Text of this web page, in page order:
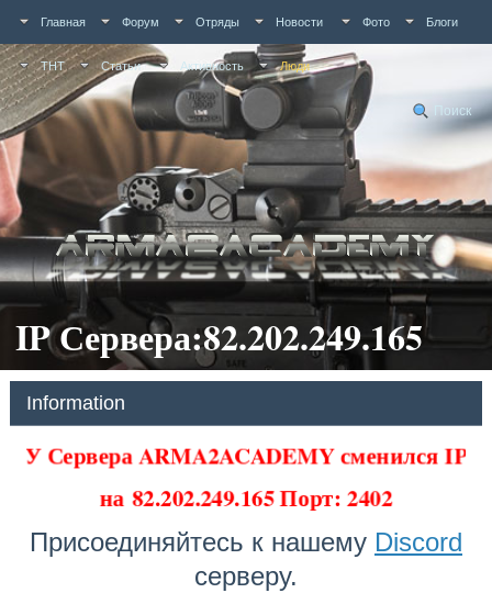
Главная Форум Отряды Новости Фото Блоги
ТНТ Статьи Активность Люди
Поиск
IP Сервера:82.202.249.165
Information
У Сервера ARMA2ACADEMY сменился IP
на 82.202.249.165 Порт: 2402
Присоединяйтесь к нашему Discord
серверу.